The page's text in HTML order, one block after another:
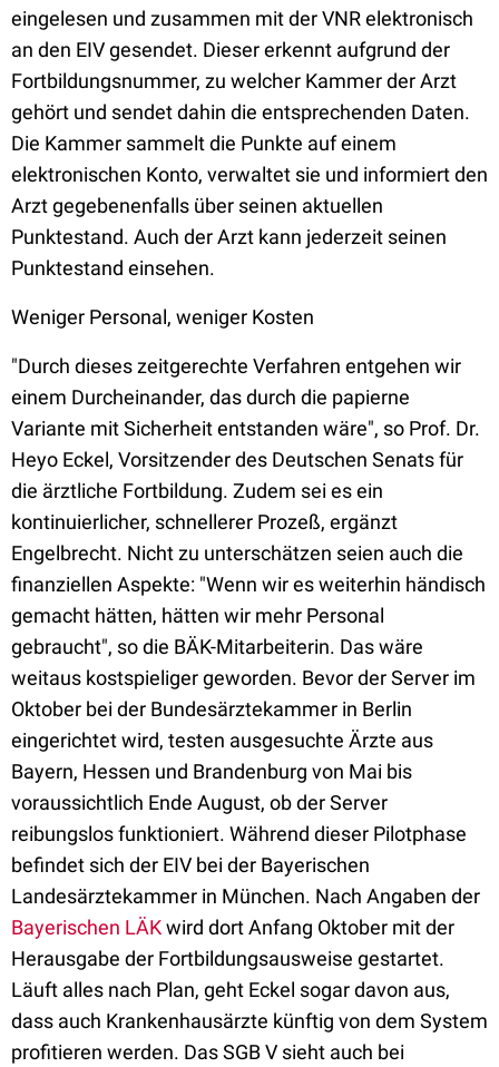
eingelesen und zusammen mit der VNR elektronisch
an den EIV gesendet. Dieser erkennt aufgrund der
Fortbildungsnummer, zu welcher Kammer der Arzt
gehört und sendet dahin die entsprechenden Daten.
Die Kammer sammelt die Punkte auf einem
elektronischen Konto, verwaltet sie und informiert den
Arzt gegebenenfalls über seinen aktuellen
Punktestand. Auch der Arzt kann jederzeit seinen
Punktestand einsehen.
Weniger Personal, weniger Kosten
"Durch dieses zeitgerechte Verfahren entgehen wir
einem Durcheinander, das durch die papierne
Variante mit Sicherheit entstanden wäre", so Prof. Dr.
Heyo Eckel, Vorsitzender des Deutschen Senats für
die ärztliche Fortbildung. Zudem sei es ein
kontinuierlicher, schnellerer Prozeß, ergänzt
Engelbrecht. Nicht zu unterschätzen seien auch die
finanziellen Aspekte: "Wenn wir es weiterhin händisch
gemacht hätten, hätten wir mehr Personal
gebraucht", so die BÄK-Mitarbeiterin. Das wäre
weitaus kostspieliger geworden. Bevor der Server im
Oktober bei der Bundesärztekammer in Berlin
eingerichtet wird, testen ausgesuchte Ärzte aus
Bayern, Hessen und Brandenburg von Mai bis
voraussichtlich Ende August, ob der Server
reibungslos funktioniert. Während dieser Pilotphase
befindet sich der EIV bei der Bayerischen
Landesärztekammer in München. Nach Angaben der
Bayerischen LÄKwird dort Anfang Oktober mit der
Herausgabe der Fortbildungsausweise gestartet.
Läuft alles nach Plan, geht Eckel sogar davon aus,
dass auch Krankenhausärzte künftig von dem System
profitieren werden. Das SGB V sieht auch bei